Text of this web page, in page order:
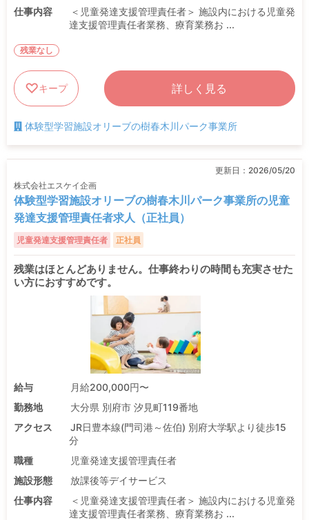
仕事内容
＜児童発達支援管理責任者＞ 施設内における児童発
達支援管理責任者業務、療育業務お ...
残業なし
キープ 詳しく見る
体験型学習施設オリーブの樹春木川パーク事業所
更新日： 2026/05/20
株式会社エスケイ企画
体験型学習施設オリーブの樹春木川パーク事業所の児童
発達支援管理責任者求人（正社員）
児童発達支援管理責任者 正社員
残業はほとんどありません。仕事終わりの時間も充実させた
い方におすすめです。
給与
月給200,000円〜
勤務地
大分県 別府市 汐見町119番地
アクセス
JR日豊本線(門司港～佐伯) 別府大学駅より徒歩15
分
職種
児童発達支援管理責任者
施設形態
放課後等デイサービス
仕事内容
＜児童発達支援管理責任者＞ 施設内における児童発
達支援管理責任者業務、療育業務お ...